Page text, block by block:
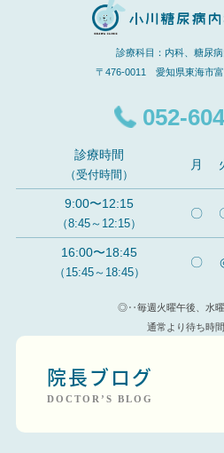
診療科目：内科、糖尿
〒476-0011 愛知県東海市富
052-
診療時間
（受付時間）
月
9:00〜12:15
（8:45～12:15）
〇
16:00〜18:45
（15:45～18:45）
〇
◎‥毎週火曜午後、水曜
通常より待ち時
院長ブログ
DOCTOR’S BLOG